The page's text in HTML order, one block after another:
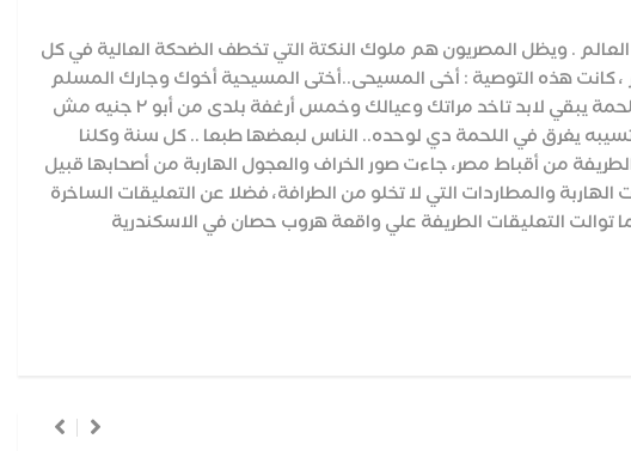
. ويظل المصريون هم ملوك النكتة التي تخطف الضحكة العالية في كل
، كانت هذه التوصية : أخى المسيحى..أختى المسيحية ‏أخوك وجارك المسلم
عنده عيد..العيد ده هو عيد الضحية ومليان لحمة . ولما يبقي أخوك المسلم غرقان في اللحمة يبقي لابد تاخد مراتك وعيالك وخمس أرغفة بلدى من أبو ٢ جنيه مش
يغرق في اللحمة دي لوحده.. الناس لبعضها طبعا .. كل سنة وكلنا
من أقباط مصر، جاءت صور الخراف والعجول الهاربة من أصحابها قبيل
والمطاردات التي لا تخلو من الطرافة، فضلا عن التعليقات الساخرة
توالت التعليقات الطريفة علي واقعة هروب حصان في الاسكندرية